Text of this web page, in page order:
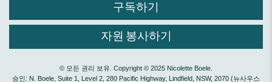
구독하기
자원 봉사하기
© 모든 권리 보유. Copyright © 2025 Nicolette Boele.
승인: N. Boele, Suite 1, Level 2, 280 Pacific Highway, Lindfield, NSW, 2070 (뉴사우스